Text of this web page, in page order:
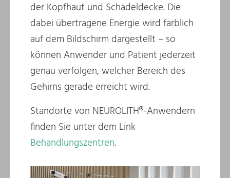
der Kopfhaut und Schädeldecke. Die
dabei übertragene Energie wird farblich
auf dem Bildschirm dargestellt – so
können Anwender und Patient jederzeit
genau verfolgen, welcher Bereich des
Gehirns gerade erreicht wird.
Standorte von NEUROLITH®-Anwendern
finden Sie unter dem Link
Behandlungszentren.